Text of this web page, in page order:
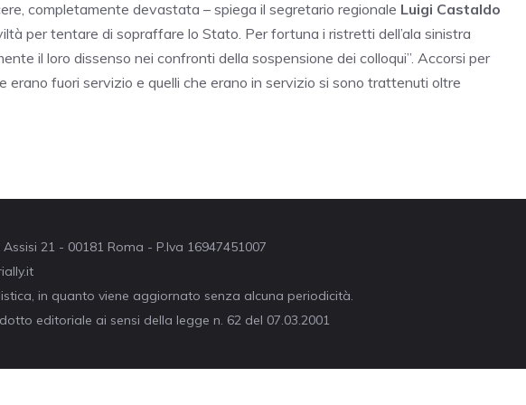
completamente devastata – spiega il segretario regionale Luigi Castaldo
per tentare di sopraffare lo Stato. Per fortuna i ristretti dell’ala sinistra
il loro dissenso nei confronti della sospensione dei colloqui”. Accorsi per
erano fuori servizio e quelli che erano in servizio si sono trattenuti oltre
21 - 00181 Roma - P.Iva 16947451007
in quanto viene aggiornato senza alcuna periodicità.
editoriale ai sensi della legge n. 62 del 07.03.2001